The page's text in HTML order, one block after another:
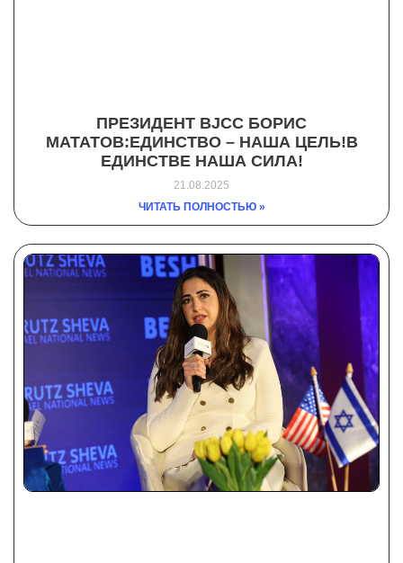
ПРЕЗИДЕНТ BJСС БОРИС
МАТАТОВ:ЕДИНСТВО – НАША ЦЕЛЬ!В
ЕДИНСТВЕ НАША СИЛА!
21.08.2025
ЧИТАТЬ ПОЛНОСТЬЮ »